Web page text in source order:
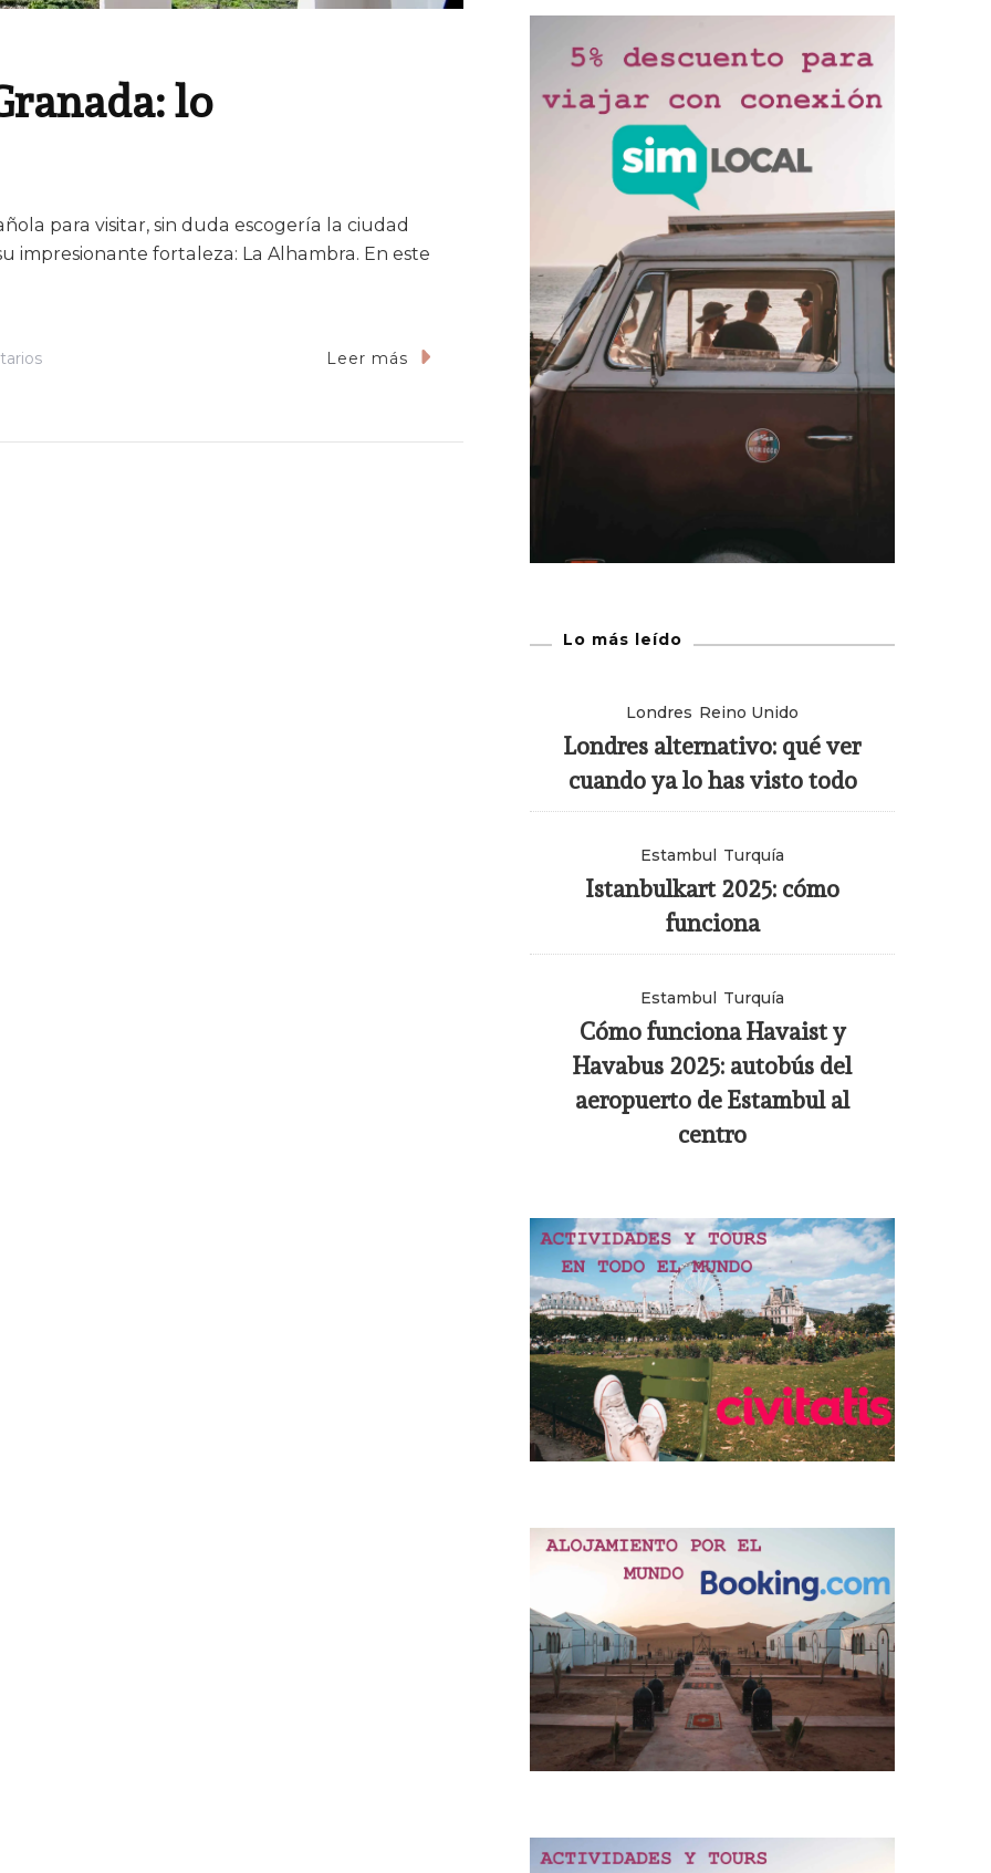
lo
para visitar, sin duda escogería la ciudad
impresionante fortaleza: La Alhambra. En este
En
Leer más
Lo más leído
Londres Reino Unido
Londres alternativo: qué ver
cuando ya lo has visto todo
Estambul Turquía
Istanbulkart 2025: cómo
funciona
Estambul Turquía
Cómo funciona Havaist y
Havabus 2025: autobús del
aeropuerto de Estambul al
centro